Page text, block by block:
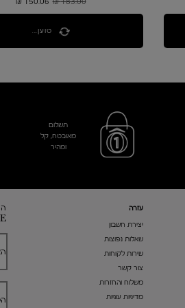
טוען...
תשלום
מאובטח, קל
ומהיר
עזרה
​יצירת חשבון
שאלות נפוצות
שירות לקוחות
צור קשר
משלוח והחזרות
מדיניות עוגיות